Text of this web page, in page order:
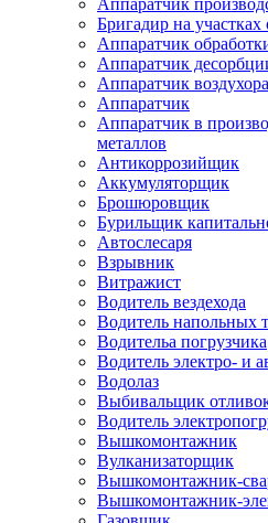
Аппаратчик
Бригадир на участках
Аппаратчик
Аппаратчик
Аппаратчик
Аппаратчик
Аппаратчик в
металлов
Антикоррозийщик
Аккумуляторщик
Брошюровщик
Бурильщик
Автослесаря
Взрывник
Витражист
Водитель вездехода
Водитель напольных
Водительа погрузчика
Водитель электро- и
Водолаз
Выбивальщик
Водитель
Вышкомонтажник
Вулканизаторщик
Вышкомонтажник-
Вышкомонтажник-